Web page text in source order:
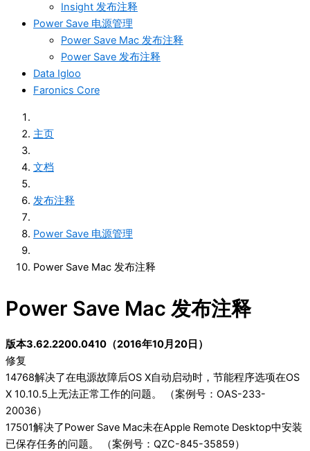
Insight 发布注释
Power Save 电源管理
Power Save Mac 发布注释
Power Save 发布注释
Data Igloo
Faronics Core
主页
文档
发布注释
Power Save 电源管理
Power Save Mac 发布注释
Power Save Mac 发布注释
版本3.62.2200.0410（2016年10月20日）
修复
14768解决了在电源故障后OS X自动启动时，节能程序选项在OS
X 10.10.5上无法正常工作的问题。 （案例号：OAS-233-
20036）
17501解决了Power Save Mac未在Apple Remote Desktop中安装
已保存任务的问题。 （案例号：QZC-845-35859）